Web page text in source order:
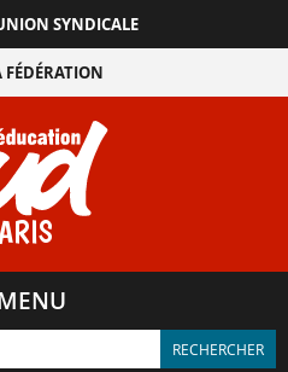
SYNDICALE
FÉDÉRATION